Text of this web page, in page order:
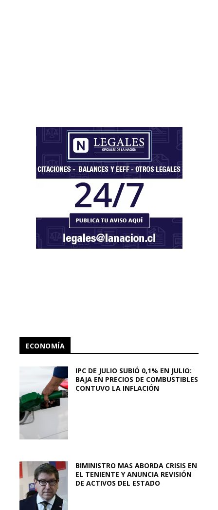
ECONOMÍA
IPC DE JULIO SUBIÓ 0,1% EN JULIO:
BAJA EN PRECIOS DE COMBUSTIBLES
CONTUVO LA INFLACIÓN
BIMINISTRO MAS ABORDA CRISIS EN
EL TENIENTE Y ANUNCIA REVISIÓN
DE ACTIVOS DEL ESTADO